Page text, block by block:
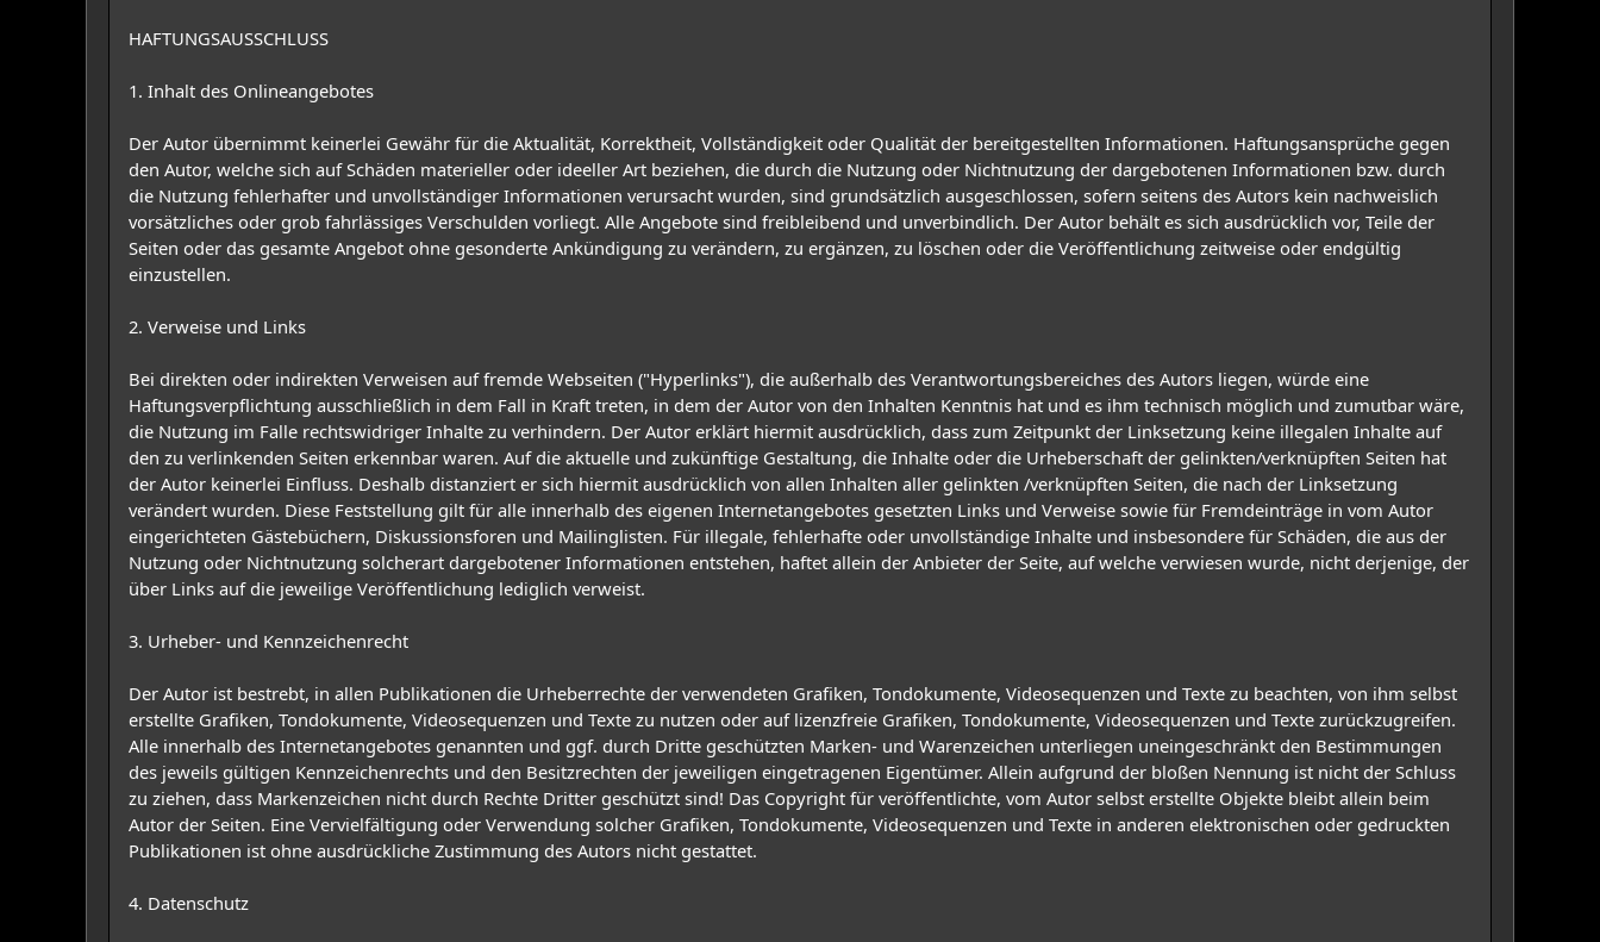
HAFTUNGSAUSSCHLUSS
1. Inhalt des Onlineangebotes
Der Autor übernimmt keinerlei Gewähr für die Aktualität, Korrektheit, Vollständigkeit oder Qualität der bereitgestellten Informationen. Haftungsansprüche gegen
den Autor, welche sich auf Schäden materieller oder ideeller Art beziehen, die durch die Nutzung oder Nichtnutzung der dargebotenen Informationen bzw. durch
die Nutzung fehlerhafter und unvollständiger Informationen verursacht wurden, sind grundsätzlich ausgeschlossen, sofern seitens des Autors kein nachweislich
vorsätzliches oder grob fahrlässiges Verschulden vorliegt. Alle Angebote sind freibleibend und unverbindlich. Der Autor behält es sich ausdrücklich vor, Teile der
Seiten oder das gesamte Angebot ohne gesonderte Ankündigung zu verändern, zu ergänzen, zu löschen oder die Veröffentlichung zeitweise oder endgültig
einzustellen.
2. Verweise und Links
Bei direkten oder indirekten Verweisen auf fremde Webseiten ("Hyperlinks"), die außerhalb des Verantwortungsbereiches des Autors liegen, würde eine
Haftungsverpflichtung ausschließlich in dem Fall in Kraft treten, in dem der Autor von den Inhalten Kenntnis hat und es ihm technisch möglich und zumutbar wäre,
die Nutzung im Falle rechtswidriger Inhalte zu verhindern. Der Autor erklärt hiermit ausdrücklich, dass zum Zeitpunkt der Linksetzung keine illegalen Inhalte auf
den zu verlinkenden Seiten erkennbar waren. Auf die aktuelle und zukünftige Gestaltung, die Inhalte oder die Urheberschaft der gelinkten/verknüpften Seiten hat
der Autor keinerlei Einfluss. Deshalb distanziert er sich hiermit ausdrücklich von allen Inhalten aller gelinkten /verknüpften Seiten, die nach der Linksetzung
verändert wurden. Diese Feststellung gilt für alle innerhalb des eigenen Internetangebotes gesetzten Links und Verweise sowie für Fremdeinträge in vom Autor
eingerichteten Gästebüchern, Diskussionsforen und Mailinglisten. Für illegale, fehlerhafte oder unvollständige Inhalte und insbesondere für Schäden, die aus der
Nutzung oder Nichtnutzung solcherart dargebotener Informationen entstehen, haftet allein der Anbieter der Seite, auf welche verwiesen wurde, nicht derjenige, der
über Links auf die jeweilige Veröffentlichung lediglich verweist.
3. Urheber- und Kennzeichenrecht
Der Autor ist bestrebt, in allen Publikationen die Urheberrechte der verwendeten Grafiken, Tondokumente, Videosequenzen und Texte zu beachten, von ihm selbst
erstellte Grafiken, Tondokumente, Videosequenzen und Texte zu nutzen oder auf lizenzfreie Grafiken, Tondokumente, Videosequenzen und Texte zurückzugreifen.
Alle innerhalb des Internetangebotes genannten und ggf. durch Dritte geschützten Marken- und Warenzeichen unterliegen uneingeschränkt den Bestimmungen
des jeweils gültigen Kennzeichenrechts und den Besitzrechten der jeweiligen eingetragenen Eigentümer. Allein aufgrund der bloßen Nennung ist nicht der Schluss
zu ziehen, dass Markenzeichen nicht durch Rechte Dritter geschützt sind! Das Copyright für veröffentlichte, vom Autor selbst erstellte Objekte bleibt allein beim
Autor der Seiten. Eine Vervielfältigung oder Verwendung solcher Grafiken, Tondokumente, Videosequenzen und Texte in anderen elektronischen oder gedruckten
Publikationen ist ohne ausdrückliche Zustimmung des Autors nicht gestattet.
4. Datenschutz